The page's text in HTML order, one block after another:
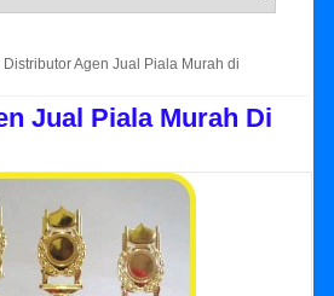
Distributor Agen Jual Piala Murah di
Jual Piala Murah Di